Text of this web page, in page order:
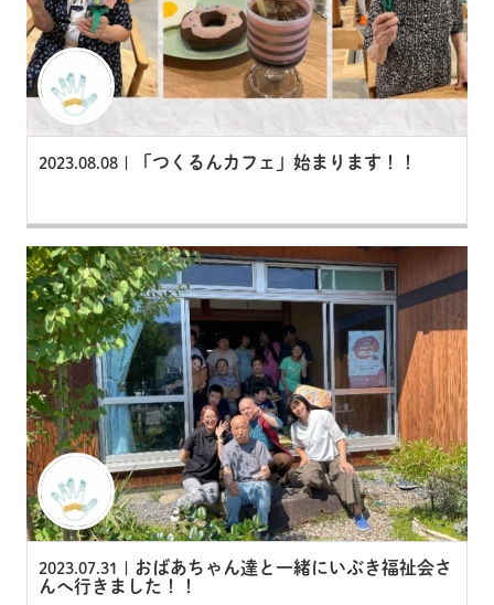
2023.08.08 | 「つくるんカフェ」始まります！！
2023.07.31 | おばあちゃん達と一緒にいぶき福祉会さ
んへ行きました！！